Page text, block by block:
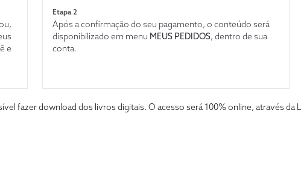
e
Etapa 2
Após a confirmação do seu pagamento, o conteúdo será
disponibilizado em menu MEUS PEDIDOS, dentro de sua
conta.
fazer download dos livros digitais. O acesso será 100% online, através da